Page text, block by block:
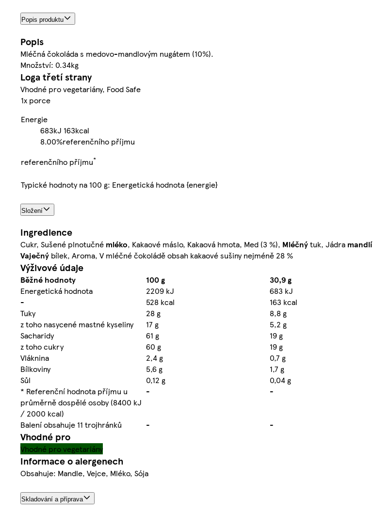
Popis produktu
Popis
Mléčná čokoláda s medovo-mandlovým nugátem (10%).
Množství: 0.34kg
Loga třetí strany
Vhodné pro vegetariány, Food Safe
1x porce
Energie
683kJ 163kcal
8.00%referenčního příjmu
referenčního příjmu*
Typické hodnoty na 100 g: Energetická hodnota {energie}
Složení
Ingredience
Cukr, Sušené plnotučné mléko, Kakaové máslo, Kakaová hmota, Med (3 %), Mléčnýtuk, Jádra mandlí
Vaječný bílek, Aroma, V mléčné čokoládě obsah kakaové sušiny nejméně 28 %
Výživové údaje
Běžné hodnoty 100 g 30,9 g
Energetická hodnota
2209 kJ 683 kJ
-
528 kcal
163 kcal
Tuky
28 g 8,8 g
z toho nasycené mastné kyseliny
17 g 5,2 g
Sacharidy
61 g 19 g
z toho cukry
60 g 19 g
Vláknina
2,4 g 0,7 g
Bílkoviny
5,6 g 1,7 g
Sůl
0,12 g 0,04 g
* Referenční hodnota příjmu u
průměrně dospělé osoby (8400 kJ
/ 2000 kcal)
- -
Balení obsahuje 11 trojhránků - -
Vhodné pro
Vhodné pro vegetariány
Informace o alergenech
Obsahuje: Mandle, Vejce, Mléko, Sója
Skladování a příprava